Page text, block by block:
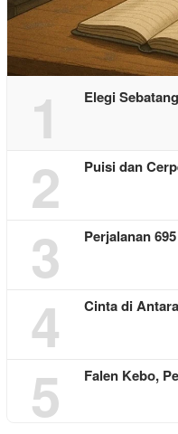
1 Elegi
2 Puisi dan
3 Perjalanan
4 Cinta di
5 Falen Kebo,